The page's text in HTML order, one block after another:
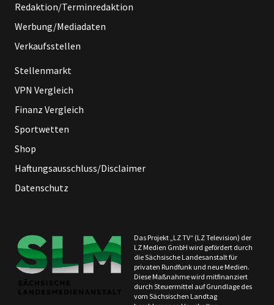
Redaktion/Terminredaktion
Werbung/Mediadaten
Verkaufsstellen
Stellenmarkt
VPN Vergleich
Finanz Vergleich
Sportwetten
Shop
Haftungsausschluss/Disclaimer
Datenschutz
Das Projekt „LZ TV“ (LZ Television) der
LZ Medien GmbH wird gefördert durch
die Sächsische Landesanstalt für
privaten Rundfunk und neue Medien.
Diese Maßnahme wird mitfinanziert
durch Steuermittel auf Grundlage des
vom Sächsischen Landtag